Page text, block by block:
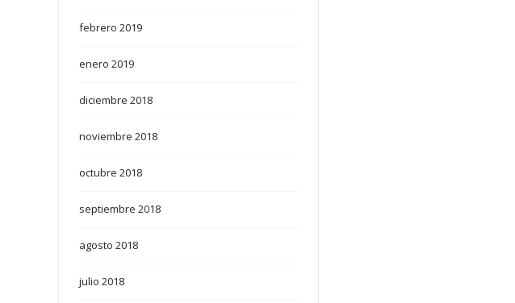
febrero 2019
enero 2019
diciembre 2018
noviembre 2018
octubre 2018
septiembre 2018
agosto 2018
julio 2018